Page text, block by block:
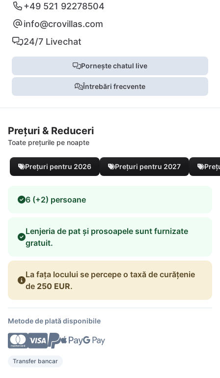
+49 521 92278504
info@crovillas.com
24/7 Livechat
Pornește chatul live
Întrebări frecvente
Prețuri & Reduceri
Toate prețurile pe noapte
Prețuri pentru 2026 Prețuri pentru 2027
6 (+2) persoane
Lenjeria de pat și prosoapele sunt furnizate
gratuit.
La fața locului se percepe o taxă de curățenie
de 250 EUR.
Metode de plată disponibile
Transfer bancar